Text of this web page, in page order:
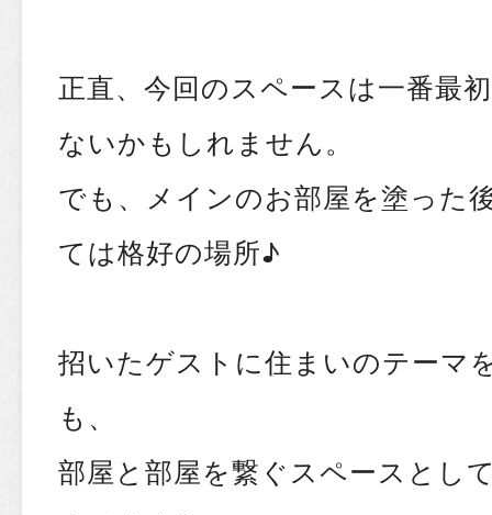
正直、今回のスペースは一番最
ないかもしれません。
でも、メインのお部屋を塗った
ては格好の場所♪
招いたゲストに住まいのテーマ
も、
部屋と部屋を繋ぐスペースとし